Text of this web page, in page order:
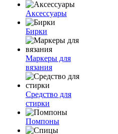
Аксессуары
Бирки
Маркеры для
вязания
Средство для
стирки
Помпоны